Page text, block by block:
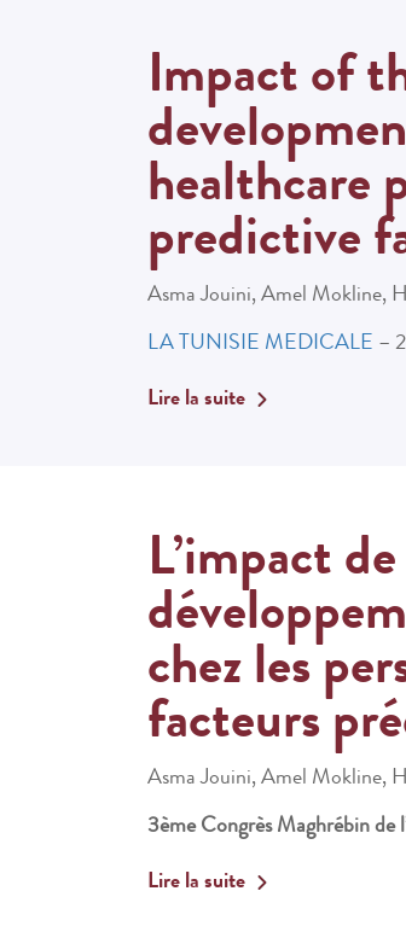
Impact of
healthcare
predictive
Asma Jouini, Amel Mokline,
LA TUNISIE MEDICALE –
Lire la suite
L’impact
chez les
facteurs
Asma Jouini, Amel Mokline,
3ème Congrès Maghrébin de
Lire la suite